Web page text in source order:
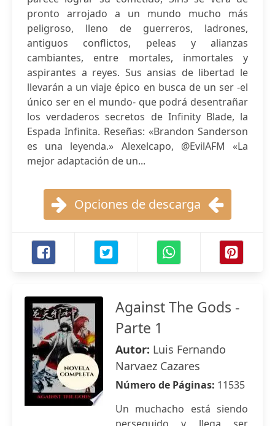
pronto arrojado a un mundo mucho más
peligroso, lleno de guerreros, ladrones,
antiguos conflictos, peleas y alianzas
cambiantes, entre mortales, inmortales y
aspirantes a reyes. Sus ansias de libertad le
llevarán a un viaje épico en busca de un ser -el
único ser en el mundo- que podrá desentrañar
los verdaderos secretos de Infinity Blade, la
Espada Infinita. Reseñas: «Brandon Sanderson
es una leyenda.» Alexelcapo, @EvilAFM «La
mejor adaptación de un...
Opciones de descarga
Against The Gods -
Parte 1
Autor: Luis Fernando
Narvaez Cazares
Número de Páginas: 11535
Un muchacho está siendo